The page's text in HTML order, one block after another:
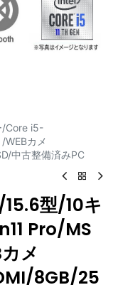
/Core i5-
カメ
中古整備済みPC
型/10キ
Pro/MS
メ
8GB/25